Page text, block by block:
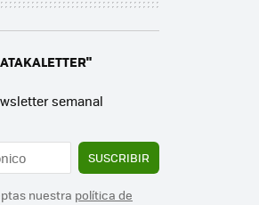
semanal
SUSCRIBIR
nuestra política de